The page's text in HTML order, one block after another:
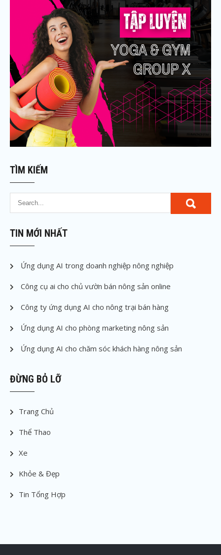
TÌM KIẾM
TIN MỚI NHẤT
Ứng dụng AI trong doanh nghiệp nông nghiệp
Công cụ ai cho chủ vườn bán nông sản online
Công ty ứng dụng AI cho nông trại bán hàng
Ứng dụng AI cho phòng marketing nông sản
Ứng dụng AI cho chăm sóc khách hàng nông sản
ĐỪNG BỎ LỠ
Trang Chủ
Thể Thao
Xe
Khỏe & Đẹp
Tin Tổng Hợp